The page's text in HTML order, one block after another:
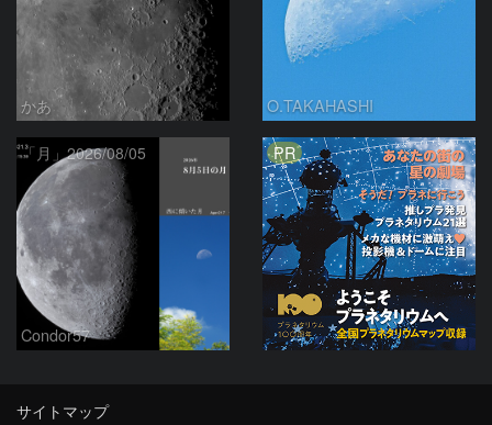
かあ O.TAKAHASHI
「月」2026/08/05
Condor57
PR
サイトマップ